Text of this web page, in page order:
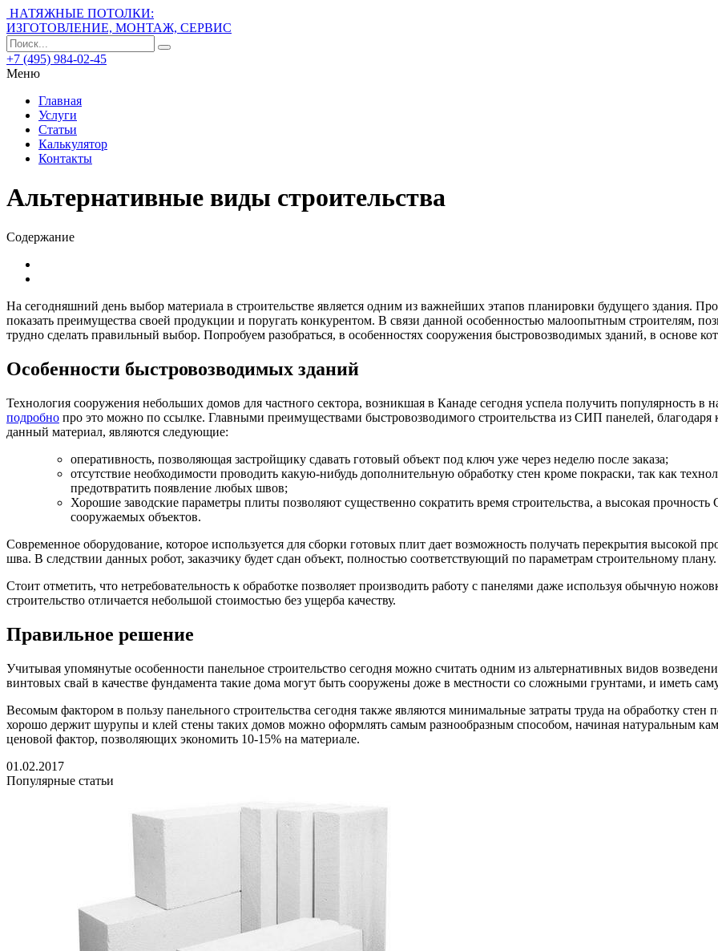
НАТЯЖНЫЕ ПОТОЛКИ:
ИЗГОТОВЛЕНИЕ, МОНТАЖ, СЕРВИС
+7 (495) 984-02-45
Меню
Главная
Услуги
Статьи
Калькулятор
Контакты
Альтернативные виды строительства
Содержание
На сегодняшний день выбор материала в строительстве является одним из важнейших этапов планировки будущего здания.
показать преимущества своей продукции и поругать конкурентом. В связи данной особенностью малоопытным строителям,
трудно сделать правильный выбор. Попробуем разобраться, в особенностях сооружения быстровозводимых зданий, в основе
Особенности быстровозводимых зданий
Технология сооружения небольших домов для частного сектора, возникшая в Канаде сегодня успела получить популярность в
подробно про это можно по ссылке. Главными преимуществами быстровозводимого строительства из СИП панелей,
данный материал, являются следующие:
оперативность, позволяющая застройщику сдавать готовый объект под ключ уже через неделю после заказа;
отсутствие необходимости проводить какую-нибудь дополнительную обработку стен кроме покраски, так как
предотвратить появление любых швов;
Хорошие заводские параметры плиты позволяют существенно сократить время строительства, а высокая
сооружаемых объектов.
Современное оборудование, которое используется для сборки готовых плит дает возможность получать перекрытия высокой
шва. В следствии данных робот, заказчику будет сдан объект, полностью соответствующий по параметрам строительному плану.
Стоит отметить, что нетребовательность к обработке позволяет производить работу с панелями даже используя обычную
строительство отличается небольшой стоимостью без ущерба качеству.
Правильное решение
Учитывая упомянутые особенности панельное строительство сегодня можно считать одним из альтернативных видов
винтовых свай в качестве фундамента такие дома могут быть сооружены доже в местности со сложными грунтами, и иметь
Весомым фактором в пользу панельного строительства сегодня также являются минимальные затраты труда на обработку
хорошо держит шурупы и клей стены таких домов можно оформлять самым разнообразным способом, начиная натуральным
ценовой фактор, позволяющих экономить 10-15% на материале.
01.02.2017
Популярные статьи